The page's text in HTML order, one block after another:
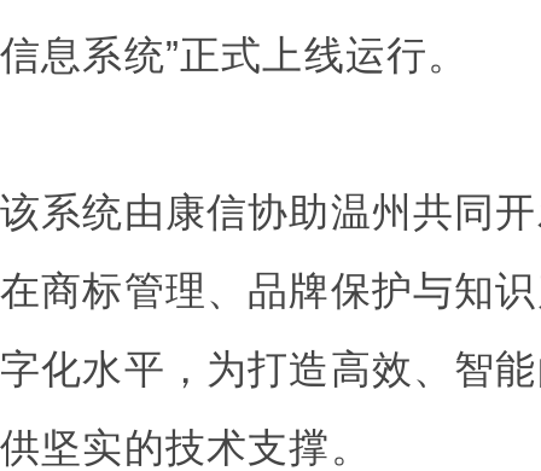
信息系统”正式上线运行。
该系统由康信协助温州共同
在商标管理、品牌保护与知
字化水平，为打造高效、智
供坚实的技术支撑。